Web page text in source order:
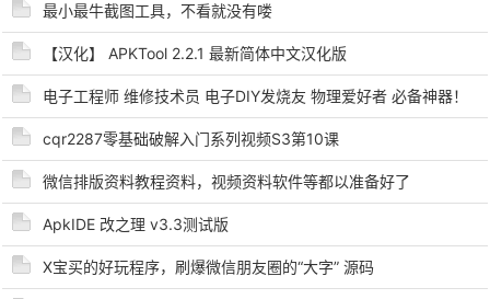
破
最小最牛截图工具，不看就没有喽
【汉化】 APKTool 2.2.1 最新简体中文汉化版
电子工程师 维修技术员 电子DIY发烧友 物理爱好者 必备神器！
cqr2287零基础破解入门系列视频S3第10课
微信排版资料教程资料，视频资料软件等都以准备好了
ApkIDE 改之理 v3.3测试版
X宝买的好玩程序，刷爆微信朋友圈的“大字” 源码